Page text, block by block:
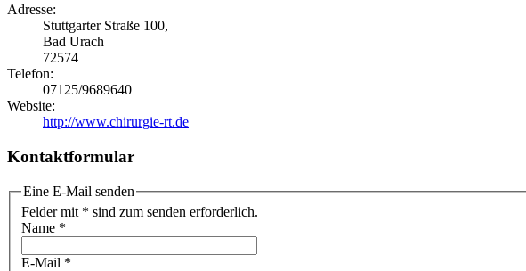
Adresse:
Stuttgarter Straße 100,
Bad Urach
72574
Telefon:
07125/9689640
Website:
http://www.chirurgie-rt.de
Kontaktformular
Eine E-Mail senden
Felder mit * sind zum senden erforderlich.
Name *
E-Mail *